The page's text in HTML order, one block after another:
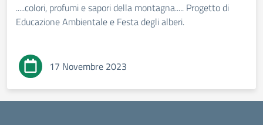
.....colori, profumi e sapori della montagna..... Progetto di
Educazione Ambientale e Festa degli alberi.
17 Novembre 2023